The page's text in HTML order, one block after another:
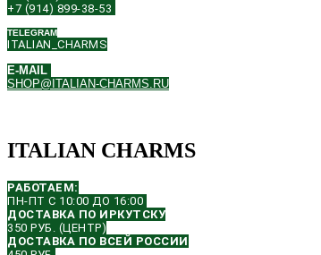
+7 (914) 899-38-53
TELEGRAM
ITALIAN_CHARMS
E-MAIL
SHOP@ITALIAN-CHARMS.RU
ITALIAN CHARMS
РАБОТАЕМ:
ПН-ПТ С 10:00 ДО 16:00
ДОСТАВКА ПО ИРКУТСКУ
350 РУБ. (ЦЕНТР)
ДОСТАВКА ПО ВСЕЙ РОССИИ